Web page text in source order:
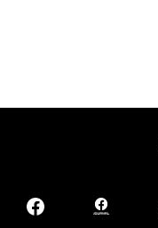
facebook
hmg